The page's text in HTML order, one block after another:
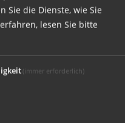
Bodmann im
Sie die Dienste, wie Sie
lesen Sie bitte
(immer erforderlich)